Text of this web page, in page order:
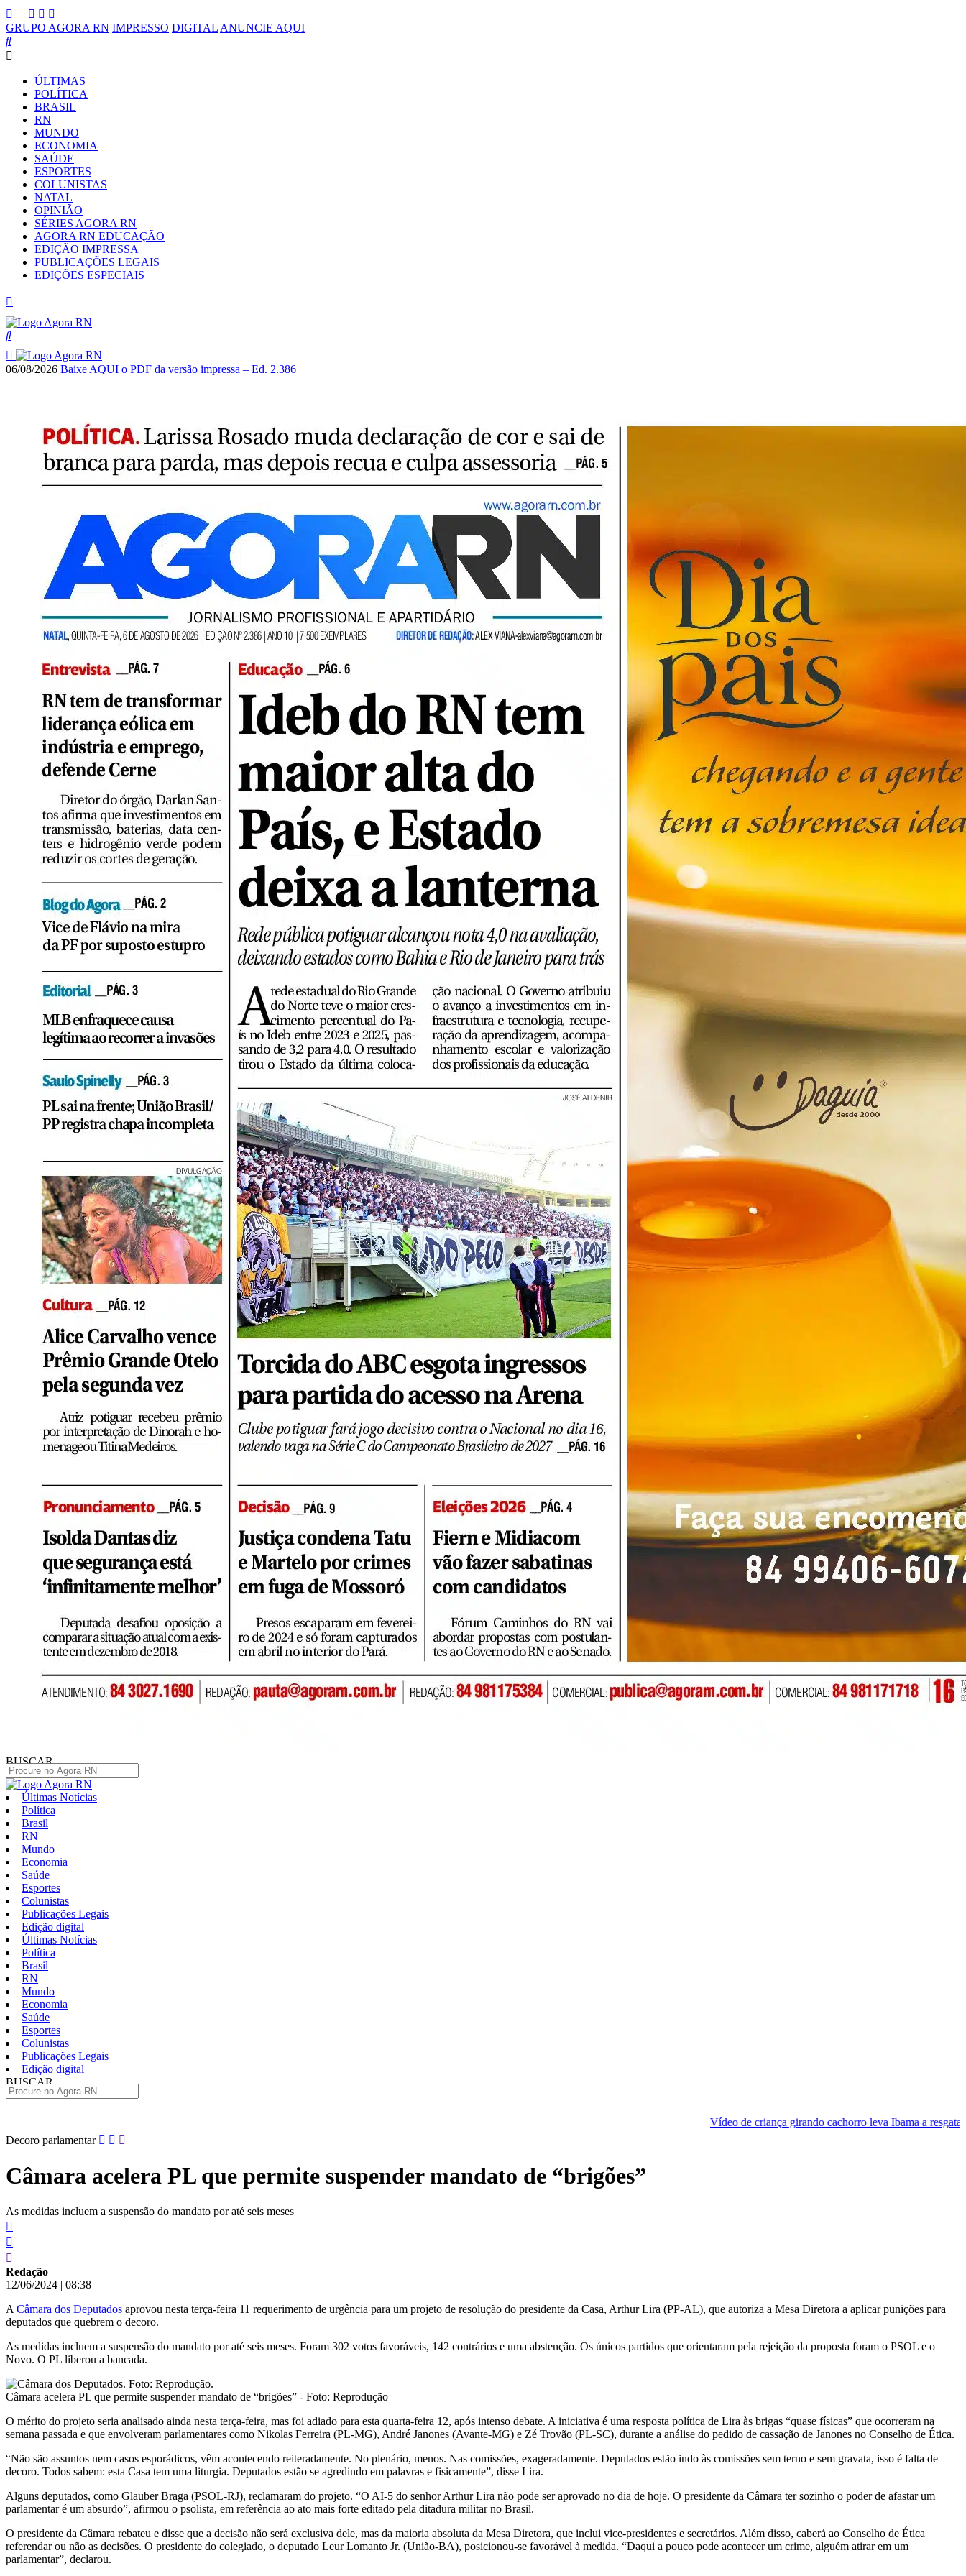
GRUPO AGORA RN IMPRESSO DIGITAL ANUNCIE AQUI
ÚLTIMAS
POLÍTICA
BRASIL
RN
MUNDO
ECONOMIA
SAÚDE
ESPORTES
COLUNISTAS
NATAL
OPINIÃO
SÉRIES AGORA RN
AGORA RN EDUCAÇÃO
EDIÇÃO IMPRESSA
PUBLICAÇÕES LEGAIS
EDIÇÕES ESPECIAIS
06/08/2026 Baixe AQUI o PDF da versão impressa – Ed. 2.386
BUSCAR
Últimas Notícias
Política
Brasil
RN
Mundo
Economia
Saúde
Esportes
Colunistas
Publicações Legais
Edição digital
Últimas Notícias
Política
Brasil
RN
Mundo
Economia
Saúde
Esportes
Colunistas
Publicações Legais
Edição digital
BUSCAR
Vídeo de criança girando cachorro leva Ibama a resgatar animal
Pular
conteúdo
Decoro parlamentar
Câmara acelera PL que permite suspender mandato de “brigões”
As medidas incluem a suspensão do mandato por até seis meses
Redação
12/06/2024 | 08:38
A Câmara dos Deputados aprovou nesta terça-feira 11 requerimento de urgência para um projeto de resolução do presidente da Casa, Arthur Lira (PP-AL), que autoriza a Mesa Diretora a aplicar punições para
deputados que quebrem o decoro.
As medidas incluem a suspensão do mandato por até seis meses. Foram 302 votos favoráveis, 142 contrários e uma abstenção. Os únicos partidos que orientaram pela rejeição da proposta foram o PSOL e o
Novo. O PL liberou a bancada.
Câmara acelera PL que permite suspender mandato de “brigões” - Foto: Reprodução
O mérito do projeto seria analisado ainda nesta terça-feira, mas foi adiado para esta quarta-feira 12, após intenso debate. A iniciativa é uma resposta política de Lira às brigas “quase físicas” que ocorreram na
semana passada e que envolveram parlamentares como Nikolas Ferreira (PL-MG), André Janones (Avante-MG) e Zé Trovão (PL-SC), durante a análise do pedido de cassação de Janones no Conselho de Ética.
“Não são assuntos nem casos esporádicos, vêm acontecendo reiteradamente. No plenário, menos. Nas comissões, exageradamente. Deputados estão indo às comissões sem terno e sem gravata, isso é falta de
decoro. Todos sabem: esta Casa tem uma liturgia. Deputados estão se agredindo em palavras e fisicamente”, disse Lira.
Alguns deputados, como Glauber Braga (PSOL-RJ), reclamaram do projeto. “O AI-5 do senhor Arthur Lira não pode ser aprovado no dia de hoje. O presidente da Câmara ter sozinho o poder de afastar um
parlamentar é um absurdo”, afirmou o psolista, em referência ao ato mais forte editado pela ditadura militar no Brasil.
O presidente da Câmara rebateu e disse que a decisão não será exclusiva dele, mas da maioria absoluta da Mesa Diretora, que inclui vice-presidentes e secretários. Além disso, caberá ao Conselho de Ética
referendar ou não as decisões. O presidente do colegiado, o deputado Leur Lomanto Jr. (União-BA), posicionou-se favorável à medida. “Daqui a pouco pode acontecer um crime, alguém atirar em um
parlamentar”, declarou.